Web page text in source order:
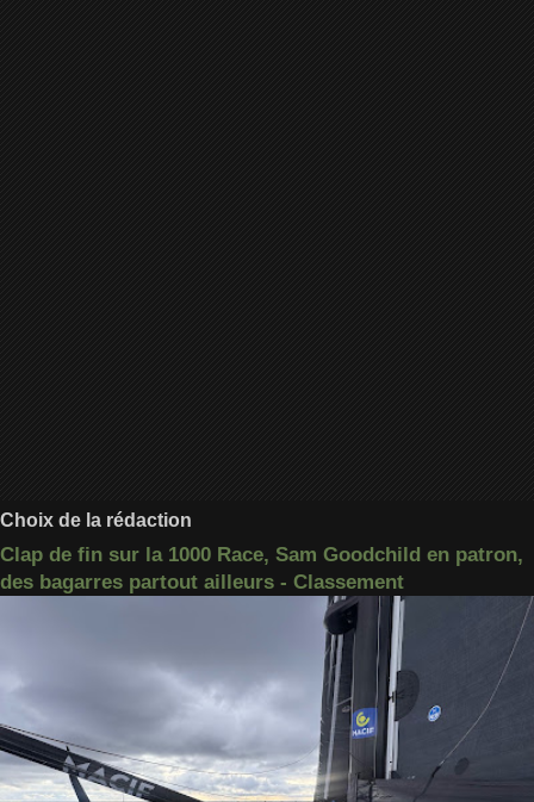
Choix de la rédaction
Clap de fin sur la 1000 Race, Sam Goodchild en patron,
des bagarres partout ailleurs - Classement